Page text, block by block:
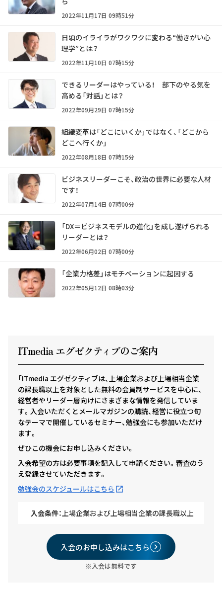
2022年11月17日 09時51分
日頃のイライラがワクワクに変わる“働きがい心
理学”とは？
2022年11月10日 07時15分
できるリーダーはやっている！ 部下のやる気を
高める「対話」とは？
2022年09月29日 07時15分
組織変革は「どこにいくか」ではなく、「どこから
どこへ行くか」
2022年08月18日 07時15分
ビジネスリーダーこそ、政治の世界に必要な人材
です！
2022年07月14日 07時00分
「DX＝ビジネスモデルの進化」を成し遂げられる
リーダーとは？
2022年06月02日 07時00分
「企業力格差」はモチベーションに起因する
2022年05月12日 08時03分
ITmedia エグゼクティ ブのご案内
「ITmedia エグゼクティブは、上場企業および上場相当企業
の課長職以上を対象とした無料の会員制サービスを中心に、
経営者やリーダー層向けにさまざまな情報を発信していま
す。入会いただくとメールマガジンの購読、経営に役立つ旬
なテーマで開催しているセミナー、勉強会にも参加いただけ
ます。
ぜひこの機会にお申し込みください。
入会希望の方は必要事項を記入して申請ください。審査のう
え登録させていただきます。
勉強会のスケジュールはこちら
入会条件：上場企業および上場相当企業の課長職以上
入会のお申し込みはこちら
※入会は無料です